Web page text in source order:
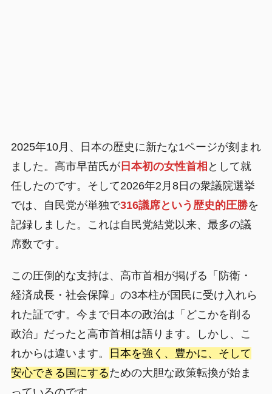
2025年10月、日本の歴史に新たな1ページが刻まれ
ました。高市早苗氏が日本初の女性首相 として就
任したのです。そして2026年2月8日の衆議院選挙
では、自民党が単独で316議席という歴史的圧勝を
記録しました。これは自民党結党以来、最多の議
席数です。
この圧倒的な支持は、高市首相が掲げる「防衛・
経済成長・社会保障」の3本柱が国民に受け入れら
れた証です。今まで日本の政治は「どこかを削る
政治」だったと高市首相は語ります。しかし、こ
れからは違います。
日本を強く、豊かに、そして
安心できる国にするための大胆な政策転換が始ま